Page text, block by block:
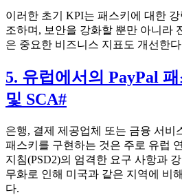
이러한 초기 KPI는 패스키에 대한
조하며, 보안을 강화할 뿐만 아니라
은 중요한 비즈니스 지표도 개선한
5. 유럽에서의 PayPal
및 SCA#
은행, 결제 제공업체 또는 금융 서비
패스키를 구현하는 것은 주로 유럽
지침(PSD2)의 엄격한 요구 사항과
무화로 인해 미국과 같은 지역에 비
다.